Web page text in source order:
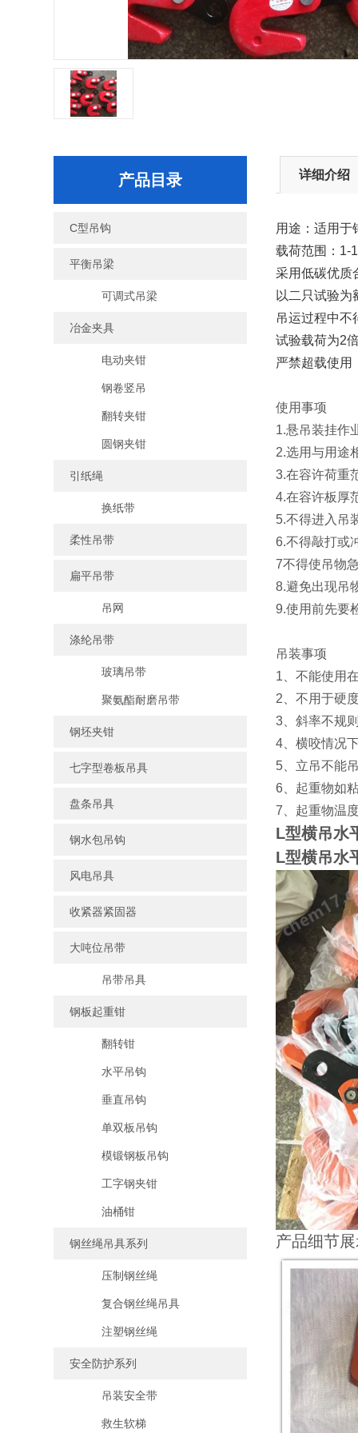
产品目录
C型吊钩
平衡吊梁
可调式吊梁
冶金夹具
电动夹钳
钢卷竖吊
翻转夹钳
圆钢夹钳
引纸绳
换纸带
柔性吊带
扁平吊带
吊网
涤纶吊带
玻璃吊带
聚氨酯耐磨吊带
钢坯夹钳
七字型卷板吊具
盘条吊具
钢水包吊钩
风电吊具
收紧器紧固器
大吨位吊带
吊带吊具
钢板起重钳
翻转钳
水平吊钩
垂直吊钩
单双板吊钩
模锻钢板吊钩
工字钢夹钳
油桶钳
钢丝绳吊具系列
压制钢丝绳
复合钢丝绳吊具
注塑钢丝绳
安全防护系列
吊装安全带
救生软梯
详细介绍
用途：适用于
载荷范围：1-
采用低碳优质
以二只试验
吊运过程中不
试验载荷为2
严禁超载使用
使用事项
1.悬吊装挂作
2.选用与用途
3.在容许荷重
4.在容许板厚
5.不得进入吊
6.不得敲打或
7不得使吊物
8.避免出现吊
9.使用前先要
吊装事项
1、不能使用
2、不用于硬
3、斜率不规
4、横咬情况
5、立吊不能
6、起重物如
7、起重物温
L型横吊水
L型横吊水
产品细节